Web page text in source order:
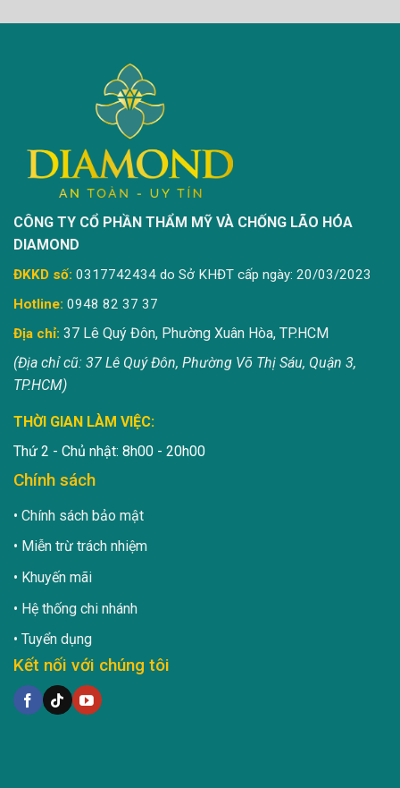
CÔNG TY CỔ PHẦN THẨM MỸ VÀ CHỐNG LÃO HÓA
DIAMOND
ĐKKD số: 0317742434 do Sở KHĐT cấp ngày: 20/03/2023
Hotline: 0948 82 37 37
Địa chỉ: 37 Lê Quý Đôn, Phường Xuân Hòa, TP.HCM
(Địa chỉ cũ: 37 Lê Quý Đôn, Phường Võ Thị Sáu, Quận 3,
TP.HCM)
THỜI GIAN LÀM VIỆC:
Thứ 2 - Chủ nhật: 8h00 - 20h00
Chính sách
Chính sách bảo mật
Miễn trừ trách nhiệm
Khuyến mãi
Hệ thống chi nhánh
Tuyển dụng
Kết nối với chúng tôi